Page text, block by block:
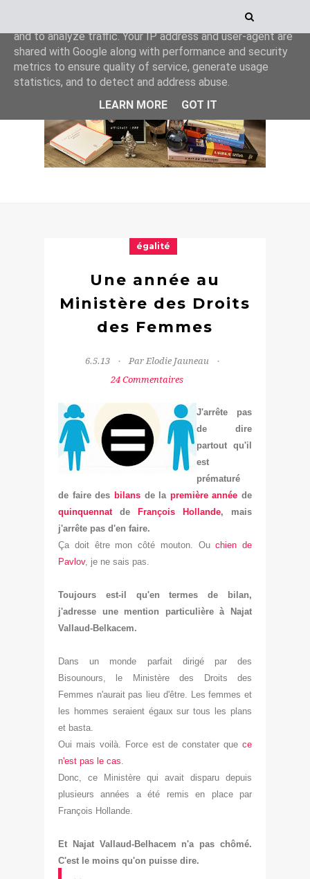
égalité
Une année au
Ministère des Droits
des Femmes
6.5.13
Par Elodie Jauneau
24 Commentaires
J'arrête pas
de dire
partout qu'il
est
prématuré
de faire des bilansde la première année de
quinquennat de François Hollande, mais
j'arrête pas d'en faire.
Ça doit être mon côté mouton. Ouchien de
Pavlov, je ne sais pas.
Toujours est-il qu'en termes de bilan,
j'adresse une mention particulière à Najat
Vallaud-Belkacem.
Dans un monde parfait dirigé par des
Bisounours, le Ministère des Droits des
Femmes n'aurait pas lieu d'être. Les femmes et
les hommes seraient égaux sur tous les plans
et basta.
Oui mais voilà. Force est de constater que ce
n'est pas le cas
Donc, ce Ministère qui avait disparu depuis
plusieurs années a été remis en place par
François Hollande.
Et Najat Vallaud-Belhacem n'a pas chômé.
C'est le moins qu'on puisse dire.
This site uses cookies from Google to deliver its services
and to analyze traffic. Your IP address and user-agent are
shared with Google along with performance and security
metrics to ensure quality of service, generate usage
statistics, and to detect and address abuse.
LEARN MORE
GOT IT